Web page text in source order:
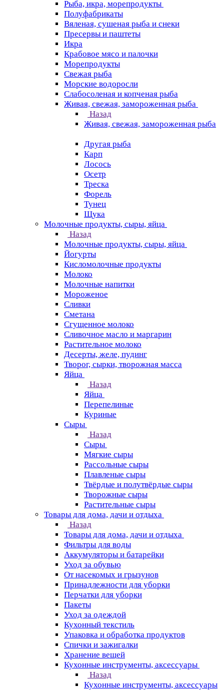
Рыба, икра, морепродукты
Полуфабрикаты
Вяленая, сушеная рыба и снеки
Пресервы и паштеты
Икра
Крабовое мясо и палочки
Морепродукты
Свежая рыба
Морские водоросли
Слабосоленая и копченая рыба
Живая, свежая, замороженная рыба
Назад
Живая, свежая, замороженная рыба
Другая рыба
Карп
Лосось
Осетр
Треска
Форель
Тунец
Щука
Молочные продукты, сыры, яйца
Назад
Молочные продукты, сыры, яйца
Йогурты
Кисломолочные продукты
Молоко
Молочные напитки
Мороженое
Сливки
Сметана
Сгущенное молоко
Сливочное масло и маргарин
Растительное молоко
Десерты, желе, пудинг
Творог, сырки, творожная масса
Яйца
Назад
Яйца
Перепелиные
Куриные
Сыры
Назад
Сыры
Мягкие сыры
Рассольные сыры
Плавленые сыры
Твёрдые и полутвёрдые сыры
Творожные сыры
Растительные сыры
Товары для дома, дачи и отдыха
Назад
Товары для дома, дачи и отдыха
Фильтры для воды
Аккумуляторы и батарейки
Уход за обувью
От насекомых и грызунов
Принадлежности для уборки
Перчатки для уборки
Пакеты
Уход за одеждой
Кухонный текстиль
Упаковка и обработка продуктов
Спички и зажигалки
Хранение вещей
Кухонные инструменты, аксессуары
Назад
Кухонные инструменты, аксессуары